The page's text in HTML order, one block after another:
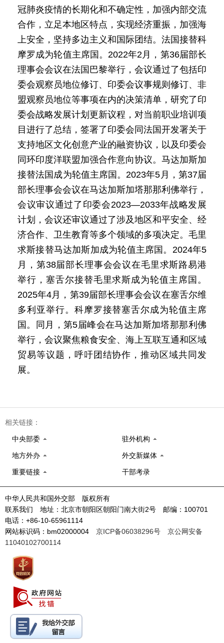
冠肺炎疫情的长期化和不确定性，加强内部交流
合作，立足本地区特点，实现经济重振，加强海
上安全，坚持多边主义和国际团结。法国接替科
摩罗成为轮值主席国。2022年2月，第36届部长
理事会会议在法国巴黎举行，会议通过了包括印
委会观察员地位修订、印委会议事规则修订、非
盟观察员地位等事项在内的决策清单，研究了印
委会战略发展计划更新议程，对当前职业培训项
目进行了总结，签署了印委会同法国开发署关于
支持地区文化创意产业的融资协议，以及印委会
同环印度洋联盟加强合作意向协议。马达加斯加
接替法国成为轮值主席国。2023年5月，第37届
部长理事会会议在马达加斯加塔那那利佛举行，
会议审议通过了印委会2023—2033年战略发展
计划，会议还审议通过了涉及地区和平安全、经
济合作、卫生教育等多个领域的多项决定。毛里
求斯接替马达加斯加成为轮值主席国。2024年5
月，第38届部长理事会会议在毛里求斯路易港
举行，塞舌尔接替毛里求斯成为轮值主席国。
2025年4月，第39届部长理事会会议在塞舌尔维
多利亚举行。科摩罗接替塞舌尔成为轮值主席
国。同月，第5届峰会在马达加斯加塔那那利佛
举行，会议聚焦粮食安全、海上互联互通和区域
贸易等议题，呼吁团结协作，推动区域共同发
展。
相关链接：
中央部委 驻外机构
地方外办 外交新媒体
重要链接 干部考录
中华人民共和国外交部 版权所有
联系我们 地址：北京市朝阳区朝阳门南大街2号 邮编：100701
电话：+86-10-65961114
网站标识码：bm02000004 京ICP备06038296号
京公网安备
11040102700114